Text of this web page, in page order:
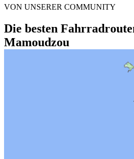
VON UNSERER COMMUNITY
Die besten
Mamoudzou